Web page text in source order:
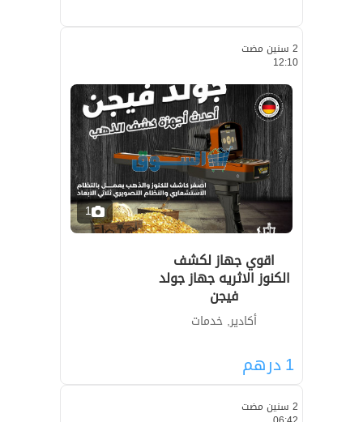
2 سنين مضت
12:10
1
اقوي جهاز لكشف
الكنوز الاثريه جهاز جولد
فيجن
أكادير, خدمات
1درهم
2 سنين مضت